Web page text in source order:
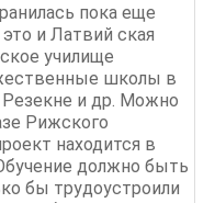
пока еще
это и Латвий ская
училище
школы в
Резекне и др. Можно
Рижского
находится в
должно быть
бы трудоустроили